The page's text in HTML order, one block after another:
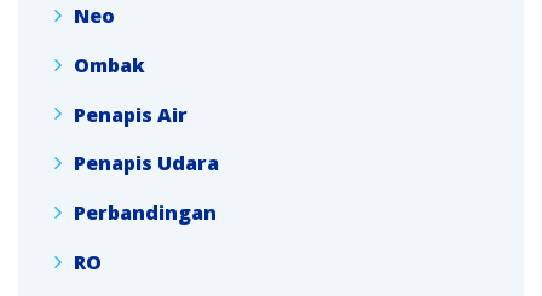
Neo
Ombak
Penapis Air
Penapis Udara
Perbandingan
RO